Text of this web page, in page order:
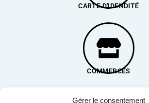
Gérer le consentement
CARTE D'IDENDITÉ
COMMERCES